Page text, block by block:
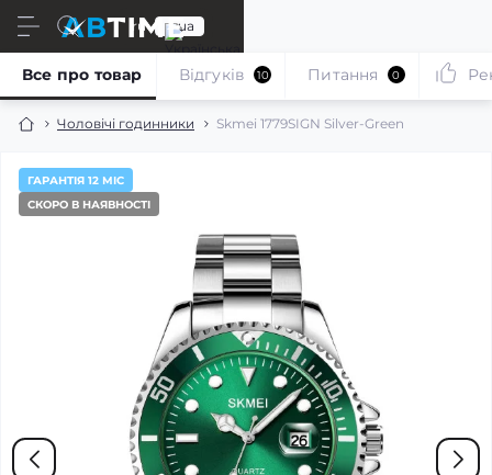
ru ua
Чоловічі годинники Skmei 1779SIGN Silver-Green
Все про товар Відгуків 10 Питання 0
ГАРАНТІЯ 12 МІС
СКОРО В НАЯВНОСТІ